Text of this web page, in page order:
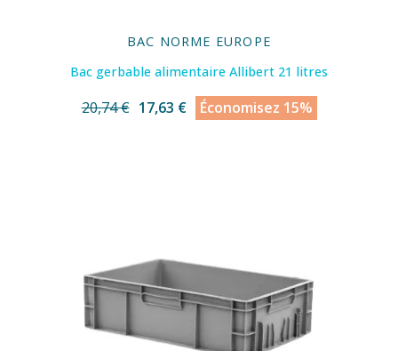
BAC NORME EUROPE
Bac gerbable alimentaire Allibert 21 litres
20,74 € 17,63 € Économisez 15%